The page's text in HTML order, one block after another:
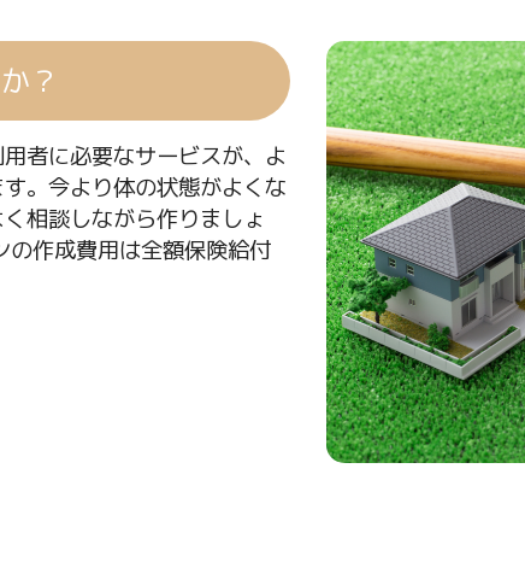
？
者に必要なサービスが、よ
。今より体の状態がよくな
相談しながら作りましょ
の作成費用は全額保険給付